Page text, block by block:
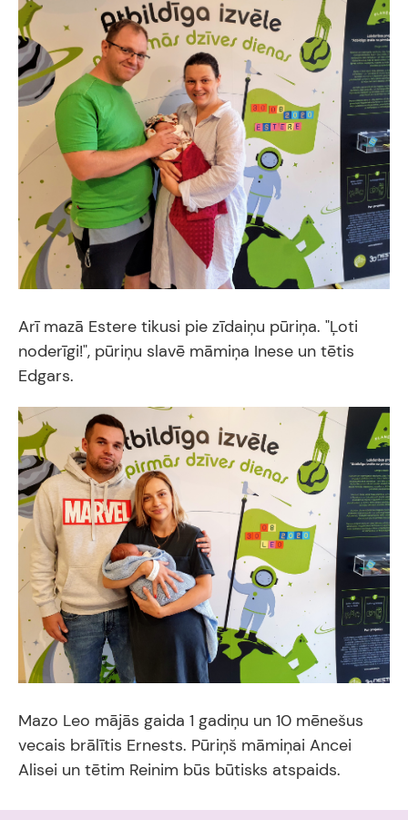
Arī mazā Estere tikusi pie zīdaiņu pūriņa. "Ļoti
noderīgi!", pūriņu slavē māmiņa Inese un tētis
Edgars.
Mazo Leo mājās gaida 1 gadiņu un 10 mēnešus
vecais brālītis Ernests. Pūriņš māmiņai Ancei
Alisei un tētim Reinim būs būtisks atspaids.